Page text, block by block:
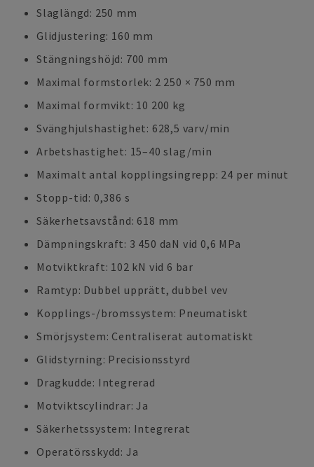
Slaglängd: 250 mm
Glidjustering: 160 mm
Stängningshöjd: 700 mm
Maximal formstorlek: 2 250 × 750 mm
Maximal formvikt: 10 200 kg
Svänghjulshastighet: 628,5 varv/min
Arbetshastighet: 15–40 slag/min
Maximalt antal kopplingsingrepp: 24 per minut
Stopp-tid: 0,386 s
Säkerhetsavstånd: 618 mm
Dämpningskraft: 3 450 daN vid 0,6 MPa
Motviktkraft: 102 kN vid 6 bar
Ramtyp: Dubbel upprätt, dubbel vev
Kopplings-/bromssystem: Pneumatiskt
Smörjsystem: Centraliserat automatiskt
Glidstyrning: Precisionsstyrd
Dragkudde: Integrerad
Motviktscylindrar: Ja
Säkerhetssystem: Integrerat
Operatörsskydd: Ja